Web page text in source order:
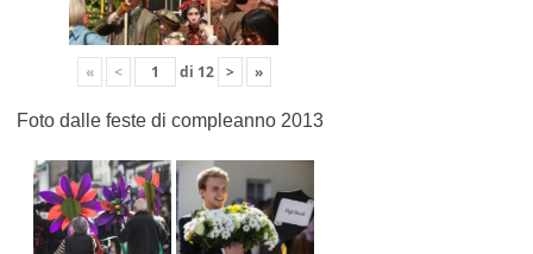
« < di 12 > »
Foto dalle feste di compleanno 2013